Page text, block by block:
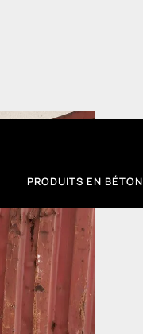
PRODUITS EN BÉTON